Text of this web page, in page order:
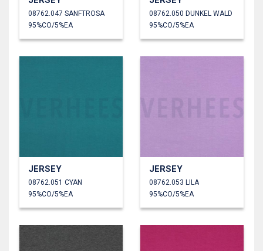
08762.047 SANFTROSA
95%CO/5%EA
08762.050 DUNKEL WALD
95%CO/5%EA
JERSEY
08762.051 CYAN
95%CO/5%EA
JERSEY
08762.053 LILA
95%CO/5%EA